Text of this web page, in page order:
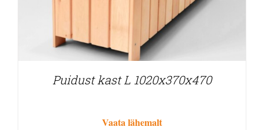
Puidust kast L 1020x370x470
Vaata lähemalt